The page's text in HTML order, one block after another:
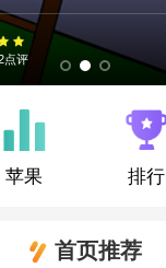
点评
苹果 排行
首页推荐